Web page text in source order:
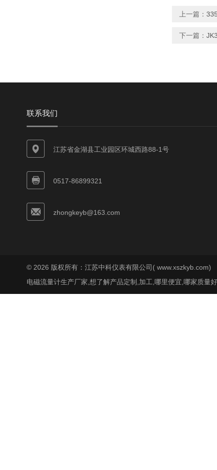
上一篇：
下一篇：
联系我们
江苏省金湖县工业园区环城西路88-1号
0517-86899321
zhongkeyb@163.com
© 2026 版权所有：江苏中科仪表有限公司( www.xszkyb.com)
电磁流量计生产厂家,想了解产品定制,加工,哪里便宜,哪家质量